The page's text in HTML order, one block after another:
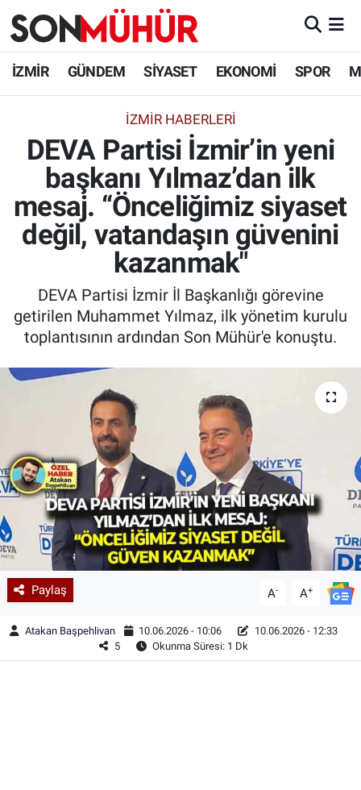
İZMİR GÜNDEM SİYASET EKONOMİ SPOR
İZMIR HABERLERI
DEVA Partisi İzmir’in yeni
başkanı Yılmaz’dan ilk
mesaj. “Önceliğimiz siyaset
değil, vatandaşın güvenini
kazanmak"
DEVA Partisi İzmir İl Başkanlığı görevine
getirilen Muhammet Yılmaz, ilk yönetim kurulu
toplantısının ardından Son Mühür'e konuştu.
Paylaş A- A+
Atakan Başpehlivan 10.06.2026 - 10:06
10.06.2026 - 12:33
5
Okunma Süresi: 1 Dk
İzmir Nöbetçi Eczaneler
İzmir Namaz Vakitleri
İzmir Trafik Yoğunluk Haritası
Süper Lig Puan Durumu ve Fikstür
Tüm Manşetler
Son Dakika Haberleri